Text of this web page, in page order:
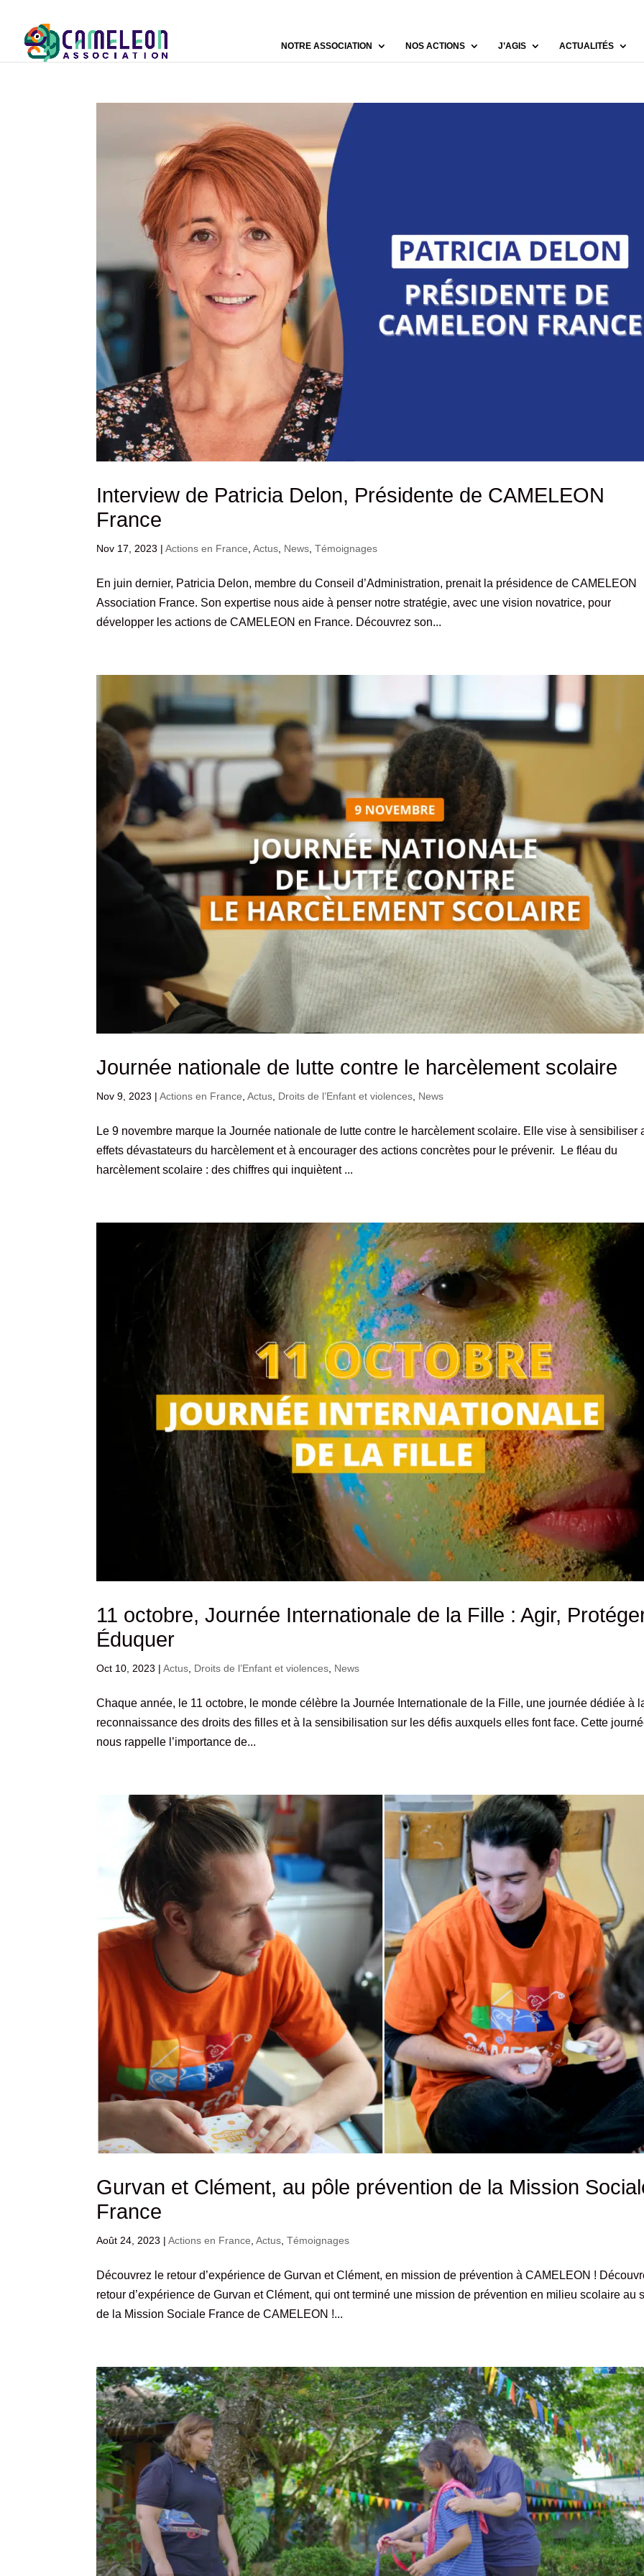
NOTRE ASSOCIATION NOS ACTIONS J’AGIS ACTUALITÉS
Interview de Patricia Delon, Présidente de CAMELEON
France
Nov 17, 2023 |Actions en France ,Actus News ,Témoignages
En juin dernier, Patricia Delon, membre du Conseil d’Administration, prenait la présidence de CAMELEON
Association France. Son expertise nous aide à penser notre stratégie, avec une vision novatrice, pour
développer les actions de CAMELEON en France. Découvrez son...
Journée nationale de lutte contre le harcèlement scolaire
Nov 9, 2023 |Actions en France ,Actus Droits de l’Enfant et violences News
Le 9 novembre marque la Journée nationale de lutte contre le harcèlement scolaire. Elle vise à sensibiliser
effets dévastateurs du harcèlement et à encourager des actions concrètes pour le prévenir. Le fléau du
harcèlement scolaire : des chiffres qui inquiètent ...
11 octobre, Journée Internationale de la Fille : Agir,
Éduquer
Oct 10, 2023 |Actus Droits de l’Enfant et violences News
Chaque année, le 11 octobre, le monde célèbre la Journée Internationale de la Fille, une journée dédiée à
reconnaissance des droits des filles et à la sensibilisation sur les défis auxquels elles font face. Cette
nous rappelle l’importance de...
Gurvan et Clément, au pôle prévention de la Mission
France
Août 24, 2023 |Actions en France ,Actus ,Témoignages
Découvrez le retour d’expérience de Gurvan et Clément, en mission de prévention à CAMELEON !
retour d’expérience de Gurvan et Clément, qui ont terminé une mission de prévention en milieu scolaire au
de la Mission Sociale France de CAMELEON !...